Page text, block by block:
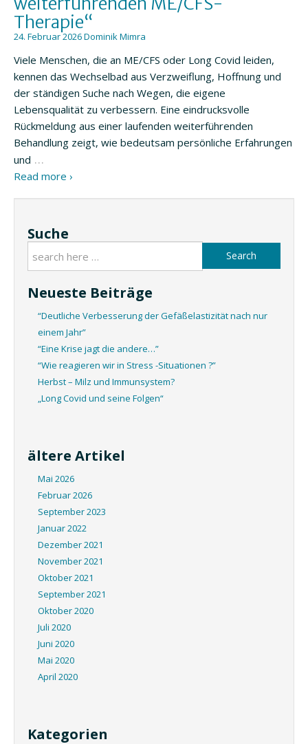
Therapie“
24. Februar 2026Dominik Mimra
Viele Menschen, die an ME/CFS oder Long Covid leiden,
kennen das Wechselbad aus Verzweiflung, Hoffnung und
der ständigen Suche nach Wegen, die eigene
Lebensqualität zu verbessern. Eine eindrucksvolle
Rückmeldung aus einer laufenden weiterführenden
Behandlung zeigt, wie bedeutsam persönliche Erfahrungen
und …
Read more ›
Suche
Search
Neueste Beiträge
“Deutliche Verbesserung der Gefäßelastizität nach nur
einem Jahr”
“Eine Krise jagt die andere…”
“Wie reagieren wir in Stress -Situationen ?”
Herbst – Milz und Immunsystem?
„Long Covid und seine Folgen“
ältere Artikel
Mai 2026
Februar 2026
September 2023
Januar 2022
Dezember 2021
November 2021
Oktober 2021
September 2021
Oktober 2020
Juli 2020
Juni 2020
Mai 2020
April 2020
Kategorien